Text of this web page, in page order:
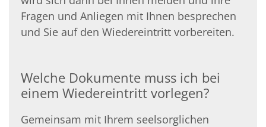
Fragen und Anliegen mit Ihnen besprechen
und Sie auf den Wiedereintritt vorbereiten.
Welche Dokumente muss ich bei
einem Wiedereintritt vorlegen?
Gemeinsam mit Ihrem seelsorglichen